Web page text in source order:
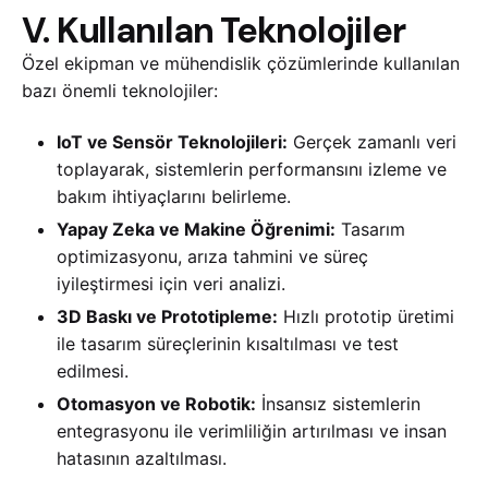
V. Kullanılan Teknolojiler
Özel ekipman ve mühendislik çözümlerinde kullanılan
bazı önemli teknolojiler:
IoT ve Sensör Teknolojileri: Gerçek zamanlı veri
toplayarak, sistemlerin performansını izleme ve
bakım ihtiyaçlarını belirleme.
Yapay Zeka ve Makine Öğrenimi: Tasarım
optimizasyonu, arıza tahmini ve süreç
iyileştirmesi için veri analizi.
3D Baskı ve Prototipleme: Hızlı prototip üretimi
ile tasarım süreçlerinin kısaltılması ve test
edilmesi.
Otomasyon ve Robotik: İnsansız sistemlerin
entegrasyonu ile verimliliğin artırılması ve insan
hatasının azaltılması.